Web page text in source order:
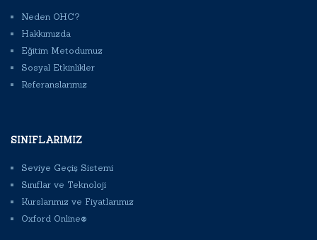
Neden OHC?
Hakkımızda
Eğitim Metodumuz
Sosyal Etkinlikler
Referanslarımız
SINIFLARIMIZ
Seviye Geçiş Sistemi
Sınıflar ve Teknoloji
Kurslarımız ve Fiyatlarımız
Oxford Online®